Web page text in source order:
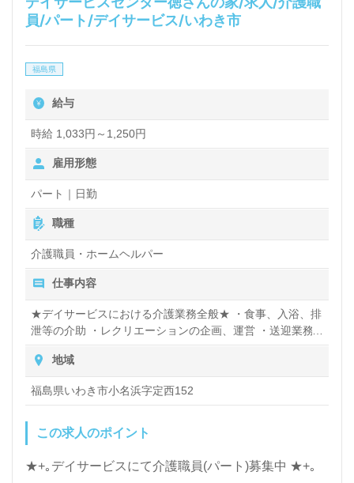
員/パート/デイサービス/いわき市
福島県
給与
時給 1,033円～1,250円
雇用形態
パート｜日勤
職種
介護職員・ホームヘルパー
仕事内容
★デイサービスにおける介護業務全般★ ・食事、入浴、排
泄等の介助 ・レクリエーションの企画、運営 ・送迎業務
（使用車両は軽自動車です）
地域
福島県いわき市小名浜字定西152
この求人のポイント
★+｡デイサービスにて介護職員(パート)募集中 ★+｡